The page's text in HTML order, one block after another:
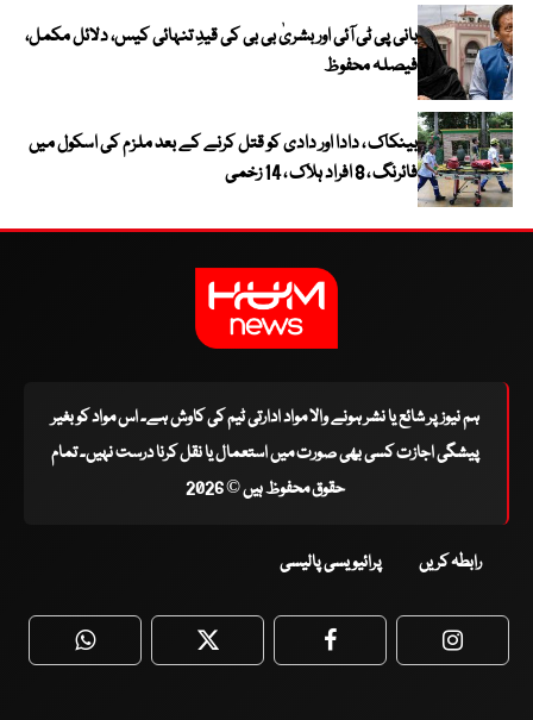
بانی پی ٹی آئی اور بشریٰ بی بی کی قیدِ تنہائی کیس، دلائل مکمل،
فیصلہ محفوظ
بینکاک ، دادا اور دادی کو قتل کرنے کے بعد ملزم کی اسکول میں
فائرنگ ، 8 افراد ہلاک ، 14 زخمی
ہم نیوز پر شائع یا نشر ہونے والا مواد ادارتی ٹیم کی کاوش ہے۔ اس مواد کو بغیر
پیشگی اجازت کسی بھی صورت میں استعمال یا نقل کرنا درست نہیں۔ تمام
حقوق محفوظ ہیں © 2026
رابطہ کریں پرائیویسی پالیسی
WhatsApp Twitter Facebook